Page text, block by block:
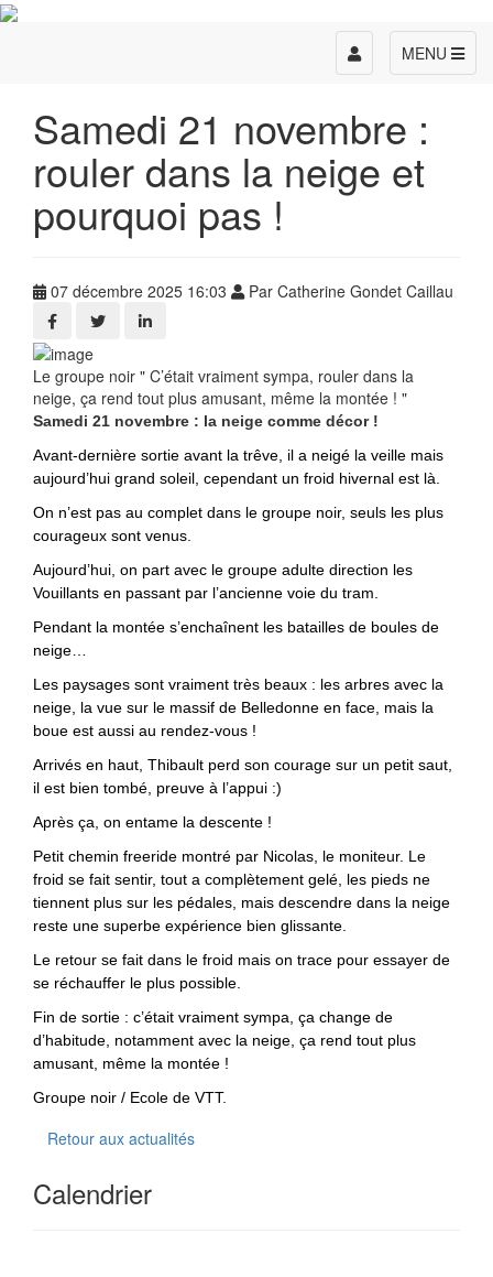
MENU
Toggle
navigation
Samedi 21 novembre :
rouler dans la neige et
pourquoi pas !
07 décembre 2025 16:03 Par Catherine Gondet Caillau
Le groupe noir " C’était vraiment sympa, rouler dans la
neige, ça rend tout plus amusant, même la montée ! "
Samedi 21 novembre : la neige comme décor !
Avant-dernière sortie avant la trêve, il a neigé la veille mais
aujourd’hui grand soleil, cependant un froid hivernal est là.
On n’est pas au complet dans le groupe noir, seuls les plus
courageux sont venus.
Aujourd’hui, on part avec le groupe adulte direction les
Vouillants en passant par l’ancienne voie du tram.
Pendant la montée s’enchaînent les batailles de boules de
neige…
Les paysages sont vraiment très beaux : les arbres avec la
neige, la vue sur le massif de Belledonne en face, mais la
boue est aussi au rendez-vous !
Arrivés en haut, Thibault perd son courage sur un petit saut,
il est bien tombé, preuve à l’appui :)
Après ça, on entame la descente !
Petit chemin freeride montré par Nicolas, le moniteur. Le
froid se fait sentir, tout a complètement gelé, les pieds ne
tiennent plus sur les pédales, mais descendre dans la neige
reste une superbe expérience bien glissante.
Le retour se fait dans le froid mais on trace pour essayer de
se réchauffer le plus possible.
Fin de sortie : c’était vraiment sympa, ça change de
d’habitude, notamment avec la neige, ça rend tout plus
amusant, même la montée !
Groupe noir / Ecole de VTT.
Retour aux actualités
Calendrier